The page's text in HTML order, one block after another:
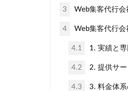
3 Web集客代行
4 Web集客代行会
4.1 1. 実績と
4.2 2. 提供サ
4.3 3. 料金体